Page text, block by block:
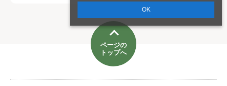
OK
ページの
トップへ